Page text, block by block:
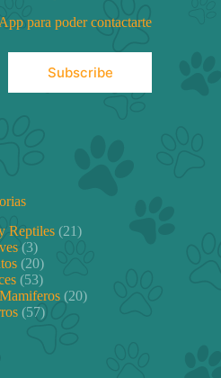
para poder contactarte
Subscribe
Reptiles 2121
33
productos
2020
productos
5353
productos
2020
5757